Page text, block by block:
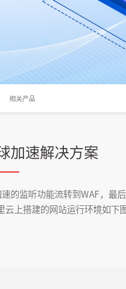
相关产品
加速解决方案
的监听功能流转到WAF，最
上搭建的网站运行环境如下